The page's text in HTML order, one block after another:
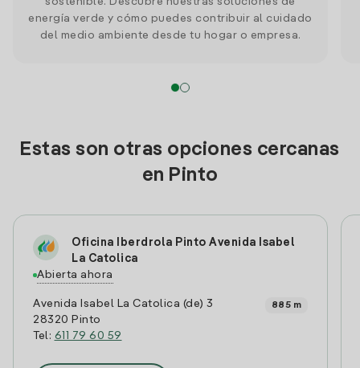
energía verde y cómo puedes contribuir al cuidado
del medio ambiente desde tu hogar o empresa.
Estas son otras opciones cercanas
en Pinto
Oficina Iberdrola Pinto Avenida Isabel
La Catolica
Abierta ahora
Avenida Isabel La Catolica (de) 3
28320 Pinto
Tel: 611 79 60 59
885 m